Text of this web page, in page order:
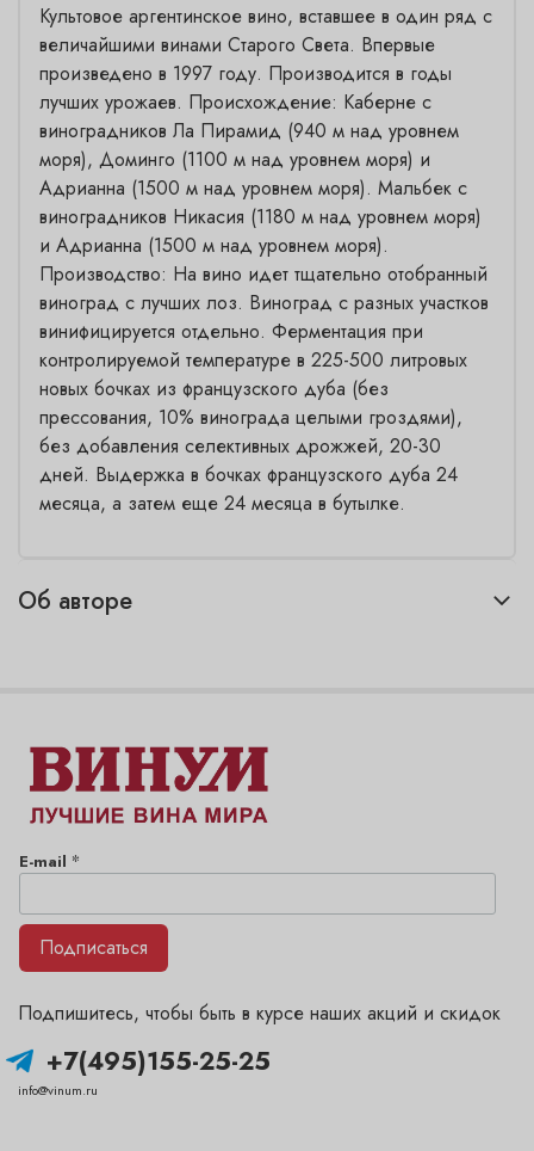
Культовое аргентинское вино, вставшее в один ряд с
величайшими винами Старого Света. Впервые
произведено в 1997 году. Производится в годы
лучших урожаев. Происхождение: Каберне с
виноградников Ла Пирамид (940 м над уровнем
моря), Доминго (1100 м над уровнем моря) и
Адрианна (1500 м над уровнем моря). Мальбек с
виноградников Никасия (1180 м над уровнем моря)
и Адрианна (1500 м над уровнем моря).
Производство: На вино идет тщательно отобранный
виноград с лучших лоз. Виноград с разных участков
винифицируется отдельно. Ферментация при
контролируемой температуре в 225-500 литровых
новых бочках из французского дуба (без
прессования, 10% винограда целыми гроздями),
без добавления селективных дрожжей, 20-30
дней. Выдержка в бочках французского дуба 24
месяца, а затем еще 24 месяца в бутылке.
Об авторе
+7(495)155-25-25
info@vinum.ru
Подпишитесь, чтобы быть в курсе наших акций и скидок
E-mail *
Подписаться